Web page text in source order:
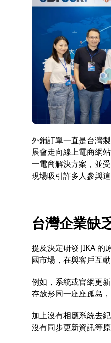
外銷訂單一直是台灣
展會走向線上電商網
一電商解決方案，並
現場吸引許多人參與
台灣企業缺
提及決定研發 JIKA
國市場，在與客戶互
例如，系統或官網更
存放形同一座座孤島
加上沒有相應系統去
沒有同步更新資訊等